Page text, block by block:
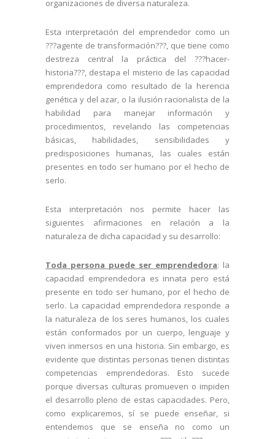
organizaciones de diversa naturaleza.
Esta interpretación del emprendedor como un
???agente de transformación???, que tiene como
destreza central la práctica del ???hacer-
historia???, destapa el misterio de las capacidad
emprendedora como resultado de la herencia
genética y del azar, o la ilusión racionalista de la
habilidad para manejar información y
procedimientos, revelando las competencias
básicas, habilidades, sensibilidades y
predisposiciones humanas, las cuales están
presentes en todo ser humano por el hecho de
serlo.
Esta interpretación nos permite hacer las
siguientes afirmaciones en relación a la
naturaleza de dicha capacidad y su desarrollo:
Toda persona puede ser emprendedora: la
capacidad emprendedora es innata pero está
presente en todo ser humano, por el hecho de
serlo. La capacidad emprendedora responde a
la naturaleza de los seres humanos, los cuales
están conformados por un cuerpo, lenguaje y
viven inmersos en una historia. Sin embargo, es
evidente que distintas personas tienen distintas
competencias emprendedoras. Esto sucede
porque diversas culturas promueven o impiden
el desarrollo pleno de estas capacidades. Pero,
como explicaremos, sí se puede enseñar, si
entendemos que se enseña no como un